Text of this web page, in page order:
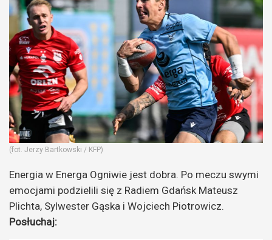
(fot. Jerzy Bartkowski / KFP)
Energia w Energa Ogniwie jest dobra. Po meczu swymi
emocjami podzielili się z Radiem Gdańsk Mateusz
Plichta, Sylwester Gąska i Wojciech Piotrowicz.
Posłuchaj: